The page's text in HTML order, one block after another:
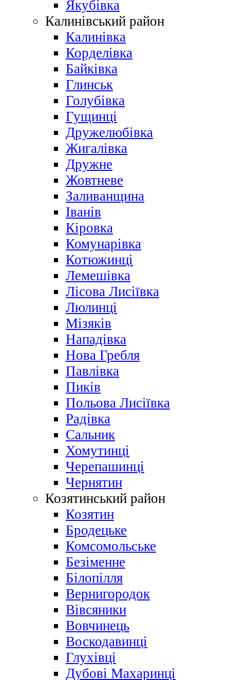
Якубівка
Калинівський район
Калинівка
Корделівка
Байківка
Глинськ
Голубівка
Гущинці
Дружелюбівка
Жигалівка
Дружне
Жовтневе
Заливанщина
Іванів
Кіровка
Комунарівка
Котюжинці
Лемешівка
Лісова Лисіївка
Люлинці
Мізяків
Нападівка
Нова Гребля
Павлівка
Пиків
Польова Лисіївка
Радівка
Сальник
Хомутинці
Черепашинці
Чернятин
Козятинський район
Козятин
Бродецьке
Комсомольське
Безіменне
Білопілля
Вернигородок
Вівсяники
Вовчинець
Воскодавинці
Глухівці
Дубові Махаринці